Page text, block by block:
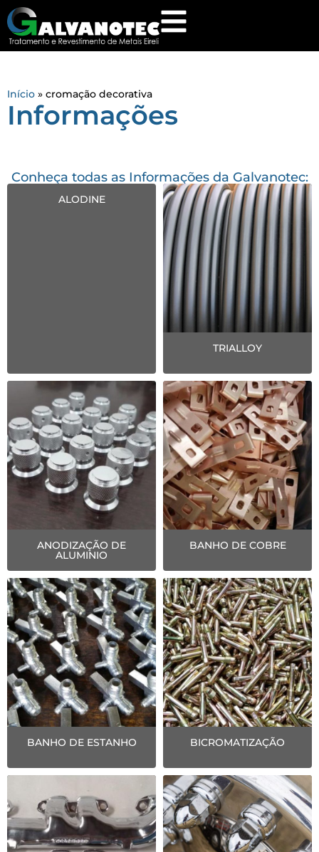
Início » cromação decorativa
Informações
Conheça todas as Informações da Galvanotec:
ALODINE
TRIALLOY
ANODIZAÇÃO DE
ALUMINIO
BANHO DE COBRE
BANHO DE ESTANHO BICROMATIZAÇÃO